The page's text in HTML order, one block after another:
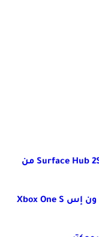
مواصفات سبورة المؤتمرات الرقمية Surface Hub 2S من
مواصفات منصة الألعاب إكس بوكس ون إس Xbox One S